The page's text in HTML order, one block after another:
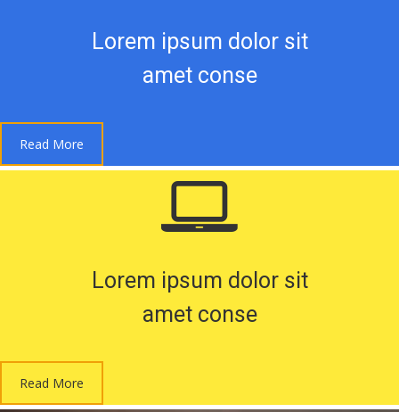
Lorem ipsum dolor sit
amet conse
Read More
Lorem ipsum dolor sit
amet conse
Read More